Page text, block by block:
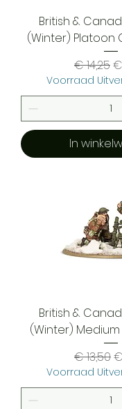
British &
(Winter) Platoon
€ 14,25
Voorraad
In
British &
(Winter)
€ 13,50
Voorraad